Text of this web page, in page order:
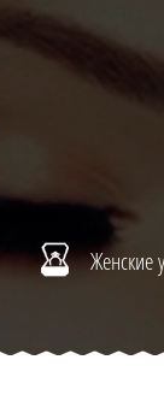
Женские